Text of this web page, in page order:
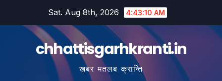
Sat. Aug 8th, 2026 4:43:10 AM
chhattisgarhkranti.in
खबर मतलब क्रान्ति